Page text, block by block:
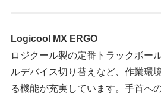
Logicool MX ERGO
ロジクール製の定番トラックボー
ルデバイス切り替えなど、作業環
る機能が充実しています。手首へ